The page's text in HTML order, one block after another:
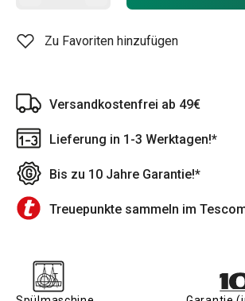
Zu Favoriten hinzufügen
Versandkostenfrei ab 49€
Lieferung in 1-3 Werktagen!*
Bis zu 10 Jahre Garantie!*
Treuepunkte sammeln im